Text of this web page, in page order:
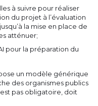
à suivre pour réaliser
du projet à l’évaluation
la mise en place de
atténuer;
pour la préparation du
un modèle générique
des organismes publics
pas obligatoire, doit